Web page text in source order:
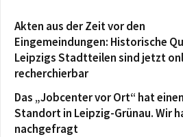
Akten aus der Zeit vor den
Eingemeindungen: Historische
Leipzigs Stadtteilen sind jetzt
recherchierbar
Das „Jobcenter vor Ort“ hat
Standort in Leipzig-Grünau. Wir
nachgefragt